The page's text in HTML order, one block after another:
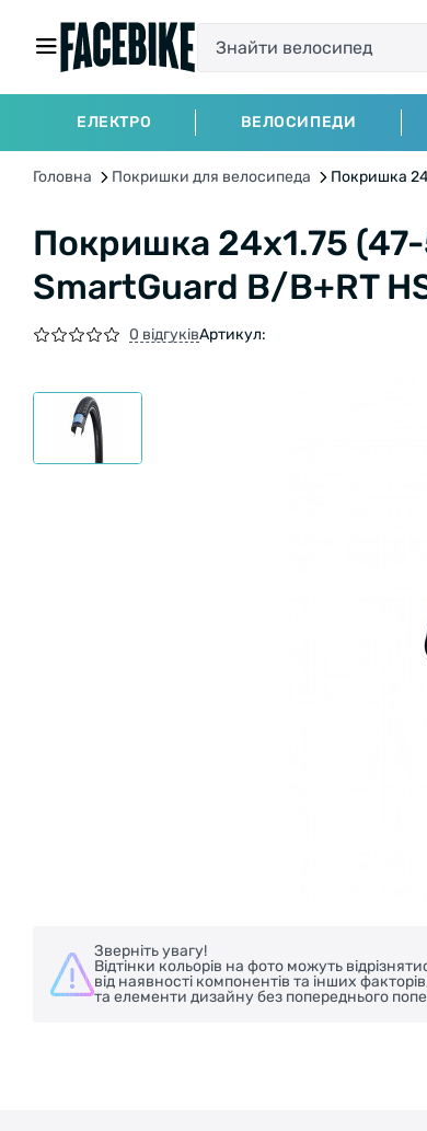
ЕЛЕКТРО ВЕЛОСИПЕДИ
Головна Покришки для велосипеда Покришка
Покришка 24x1.75
SmartGuard B/B+RT
0 відгуківАртикул:
Зверніть увагу!
Відтінки кольорів на фото можуть
від наявності компонентів та інших
та елементи дизайну без попереднього
БЕЗКОШТОВНА ДОСТАВКА